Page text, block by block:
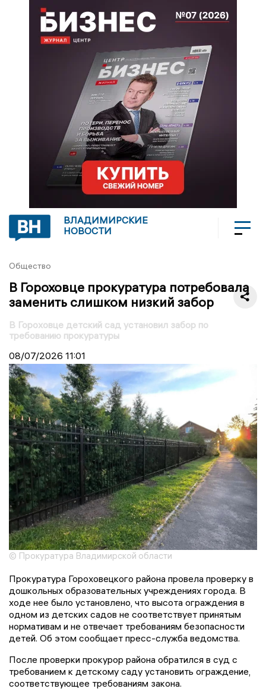
ВЛАДИМИРСКИЕ
НОВОСТИ
Общество
В Гороховце прокуратура потребовала
заменить слишком низкий забор
В Гороховце детский сад установил забор по
требованию прокуратуры
08/07/2026 11:01
© Прокуратура Владимирской области
Прокуратура Гороховецкого района провела проверку в
дошкольных образовательных учреждениях города. В
ходе нее было установлено, что высота ограждения в
одном из детских садов не соответствует принятым
нормативам и не отвечает требованиям безопасности
детей. Об этом сообщает пресс-служба ведомства.
После проверки прокурор района обратился в суд с
требованием к детскому саду установить ограждение,
соответствующее требованиям закона.